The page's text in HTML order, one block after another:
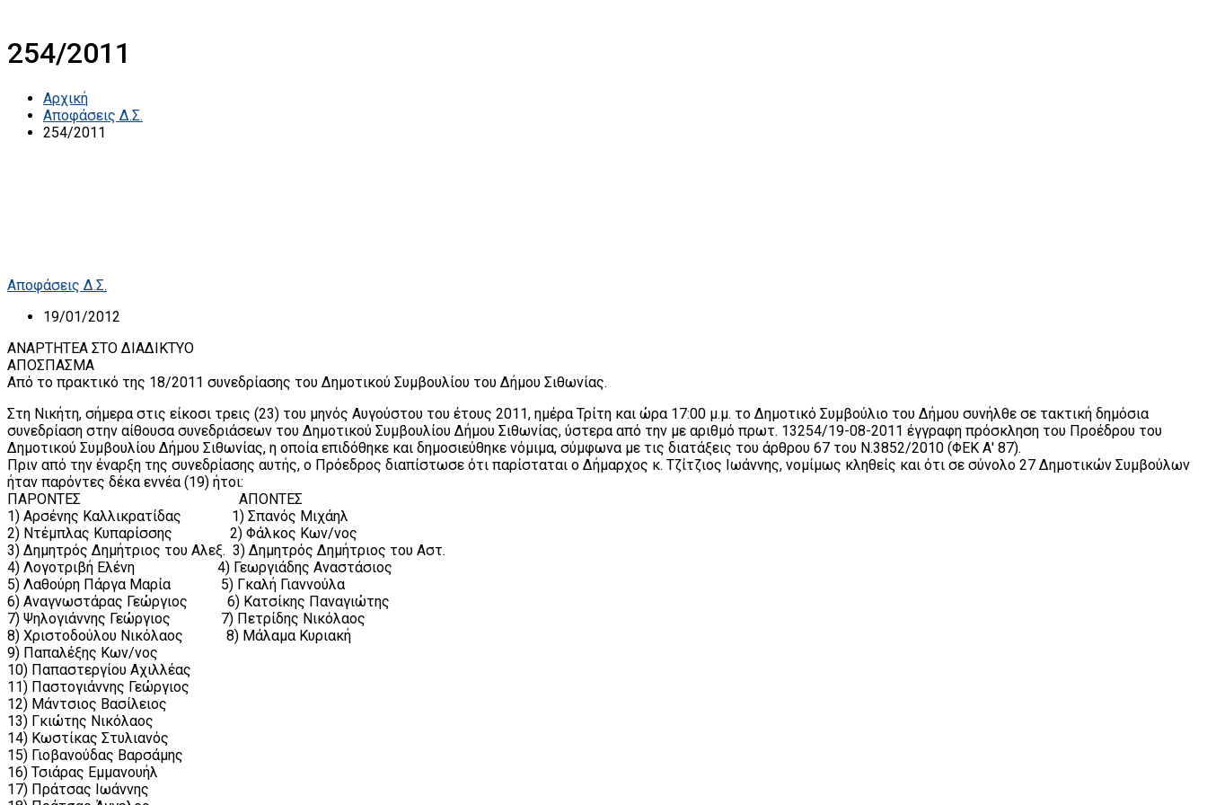
254/2011
Αρχική
Αποφάσεις Δ.Σ.
254/2011
Αποφάσεις Δ.Σ.
19/01/2012
ΑΝΑΡΤΗΤΕΑ ΣΤΟ ΔΙΑΔΙΚΤΥΟ
ΑΠΟΣΠΑΣΜΑ
Από το πρακτικό της 18/2011 συνεδρίασης του Δημοτικού Συμβουλίου του Δήμου Σιθωνίας.
Στη Νικήτη, σήμερα στις είκοσι τρεις (23) του μηνός Αυγούστου του έτους 2011, ημέρα Τρίτη και ώρα 17:00 μ.μ. το Δημοτικό Συμβούλιο του Δήμου συνήλθε σε τακτική δημόσια
συνεδρίαση στην αίθουσα συνεδριάσεων του Δημοτικού Συμβουλίου Δήμου Σιθωνίας, ύστερα από την με αριθμό πρωτ. 13254/19-08-2011 έγγραφη πρόσκληση του Προέδρου του
Δημοτικού Συμβουλίου Δήμου Σιθωνίας, η οποία επιδόθηκε και δημοσιεύθηκε νόμιμα, σύμφωνα με τις διατάξεις του άρθρου 67 του Ν.3852/2010 (ΦΕΚ Α' 87).
Πριν από την έναρξη της συνεδρίασης αυτής, ο Πρόεδρος διαπίστωσε ότι παρίσταται ο Δήμαρχος κ. Τζίτζιος Ιωάννης, νομίμως κληθείς και ότι σε σύνολο 27 Δημοτικών Συμβούλων
ήταν παρόντες δέκα εννέα (19) ήτοι:
ΠΑΡΟΝΤΕΣ ΑΠΟΝΤΕΣ
1) Αρσένης Καλλικρατίδας 1) Σπανός Μιχάηλ
2) Ντέμπλας Κυπαρίσσης 2) Φάλκος Κων/νος
3) Δημητρός Δημήτριος του Αλεξ. 3) Δημητρός Δημήτριος του Αστ.
4) Λογοτριβή Ελένη 4) Γεωργιάδης Αναστάσιος
5) Λαθούρη Πάργα Μαρία 5) Γκαλή Γιαννούλα
6) Αναγνωστάρας Γεώργιος 6) Κατσίκης Παναγιώτης
7) Ψηλογιάννης Γεώργιος 7) Πετρίδης Νικόλαος
8) Χριστοδούλου Νικόλαος 8) Μάλαμα Κυριακή
9) Παπαλέξης Κων/νος
10) Παπαστεργίου Αχιλλέας
11) Παστογιάννης Γεώργιος
12) Μάντσιος Βασίλειος
13) Γκιώτης Νικόλαος
14) Κωστίκας Στυλιανός
15) Γιοβανούδας Βαρσάμης
16) Τσιάρας Εμμανουήλ
17) Πράτσας Ιωάννης